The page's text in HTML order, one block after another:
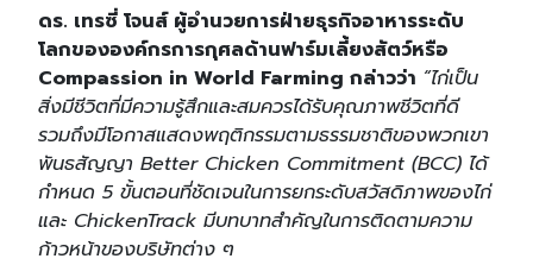
ดร. เทรซี่ โจนส์ ผู้อำนวยการฝ่ายธุรกิจอาหารระดับ
โลกขององค์กรการกุศลด้านฟาร์มเลี้ยงสัตว์หรือ
Compassion in World Farming กล่าวว่า “ไก่เป็น
สิ่งมีชีวิตที่มีความรู้สึกและสมควรได้รับคุณภาพชีวิตที่ดี
รวมถึงมีโอกาสแสดงพฤติกรรมตามธรรมชาติของพวกเขา
พันธสัญญา Better Chicken Commitment (BCC) ได้
กำหนด 5 ขั้นตอนที่ชัดเจนในการยกระดับสวัสดิภาพของไก่
และ ChickenTrack มีบทบาทสำคัญในการติดตามความ
ก้าวหน้าของบริษัทต่าง ๆ